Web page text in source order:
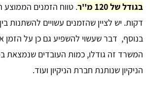
בגודל של 120 מ''ר
דקות. יש לציין שהזמנים עשויים להשתנות
בנוסף, דבר שעשוי להשפיע גם כן על הזמן
המשרד זה גודלו, כמות העובדים שנמצאת
הניקיון שנותנת חברת הניקיון ועוד.